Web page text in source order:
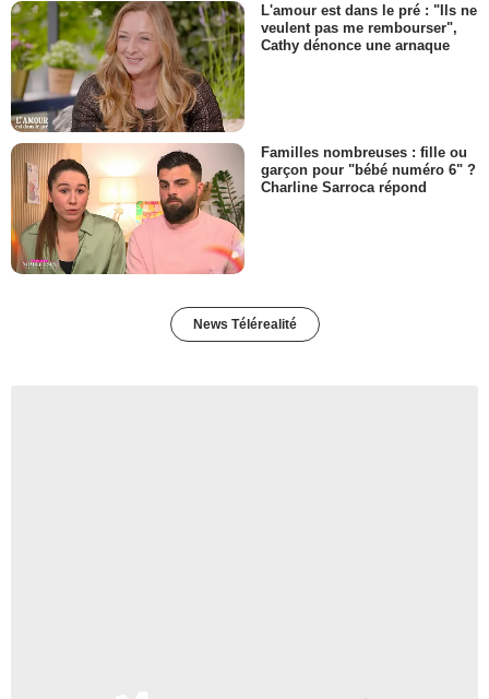
L'amour est dans le pré : "Ils ne
veulent pas me rembourser",
Cathy dénonce une arnaque
Familles nombreuses : fille ou
garçon pour "bébé numéro 6" ?
Charline Sarroca répond
News Télérealité